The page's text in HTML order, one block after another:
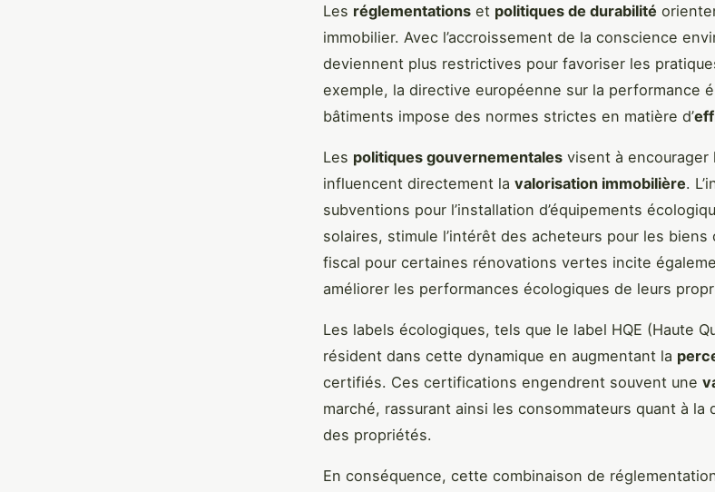
Les réglementations et politiques de durabilité
immobilier. Avec l’accroissement de la conscience
deviennent plus restrictives pour favoriser les
exemple, la directive européenne sur la performance
bâtiments impose des normes strictes en matière d’
Les politiques gouvernementales visent à
influencent directement la valorisation immobilière.
subventions pour l’installation d’équipements
solaires, stimule l’intérêt des acheteurs pour les
fiscal pour certaines rénovations vertes incite
améliorer les performances écologiques de leurs
Les labels écologiques, tels que le label HQE (Haute
résident dans cette dynamique en augmentant la
certifiés. Ces certifications engendrent souvent une
marché, rassurant ainsi les consommateurs quant à la
des propriétés.
En conséquence, cette combinaison de